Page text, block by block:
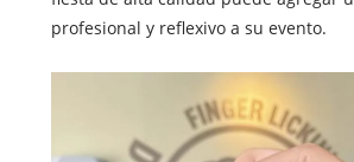
profesional y reflexivo a su evento.